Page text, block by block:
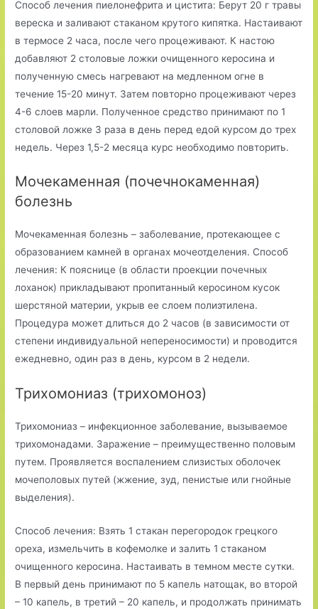
Способ лечения пиелонефрита и цистита: Берут 20 г травы
вереска и заливают стаканом крутого кипятка. Настаивают
в термосе 2 часа, после чего процеживают. К настою
добавляют 2 столовые ложки очищенного керосина и
полученную смесь нагревают на медленном огне в
течение 15-20 минут. Затем повторно процеживают через
4-6 слоев марли. Полученное средство принимают по 1
столовой ложке 3 раза в день перед едой курсом до трех
недель. Через 1,5-2 месяца курс необходимо повторить.
Мочекаменная (почечнокаменная)
болезнь
Мочекаменная болезнь – заболевание, протекающее с
образованием камней в органах мочеотделения. Способ
лечения: К пояснице (в области проекции почечных
лоханок) прикладывают пропитанный керосином кусок
шерстяной материи, укрыв ее слоем полиэтилена.
Процедура может длиться до 2 часов (в зависимости от
степени индивидуальной непереносимости) и проводится
ежедневно, один раз в день, курсом в 2 недели.
Трихомониаз (трихомоноз)
Трихомониаз – инфекционное заболевание, вызываемое
трихомонадами. Заражение – преимущественно половым
путем. Проявляется воспалением слизистых оболочек
мочеполовых путей (жжение, зуд, пенистые или гнойные
выделения).
Способ лечения: Взять 1 стакан перегородок грецкого
ореха, измельчить в кофемолке и залить 1 стаканом
очищенного керосина. Настаивать в темном месте сутки.
В первый день принимают по 5 капель натощак, во второй
– 10 капель, в третий – 20 капель, и продолжать принимать